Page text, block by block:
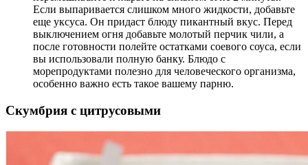
Если выпаривается слишком много жидкости, добавьте
еще уксуса. Он придаст блюду пикантный вкус. Перед
выключением огня добавьте молотый перчик чили, а
после готовности полейте остатками соевого соуса, если
вы использовали полную банку. Блюдо с
морепродуктами полезно для человеческого организма,
особенно важно есть такое вашему парню.
Скумбрия с цитрусовыми